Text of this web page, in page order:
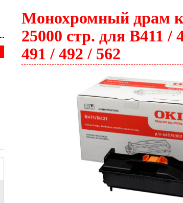
Монохромный драм
25000 стр. для B411 /
491 / 492 / 562